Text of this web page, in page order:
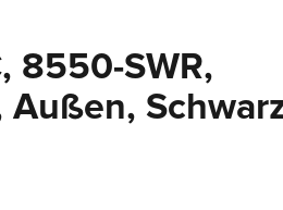
8550-SWR,
Außen,